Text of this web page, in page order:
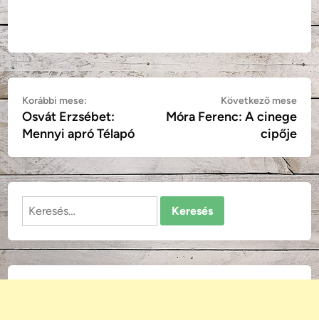
Bejegyzés
navigáció
Korábbi mese:
mese:
Osvát Erzsébet:
Mennyi apró Télapó
Következő mese
Móra Ferenc: A cinege
cipője
Keresés: